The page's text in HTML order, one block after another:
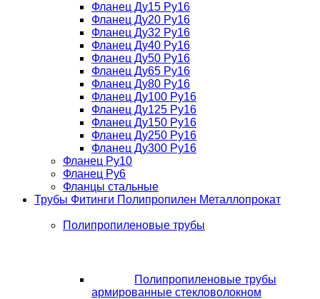
Фланец Ду15 Ру16
Фланец Ду20 Ру16
Фланец Ду32 Ру16
Фланец Ду40 Ру16
Фланец Ду50 Ру16
Фланец Ду65 Ру16
Фланец Ду80 Ру16
Фланец Ду100 Ру16
Фланец Ду125 Ру16
Фланец Ду150 Ру16
Фланец Ду250 Ру16
Фланец Ду300 Ру16
Фланец Ру10
Фланец Ру6
Фланцы стальные
Трубы Фитинги Полипропилен Металлопрокат
Полипропиленовые трубы
Полипропиленовые трубы
армированные стекловолокном